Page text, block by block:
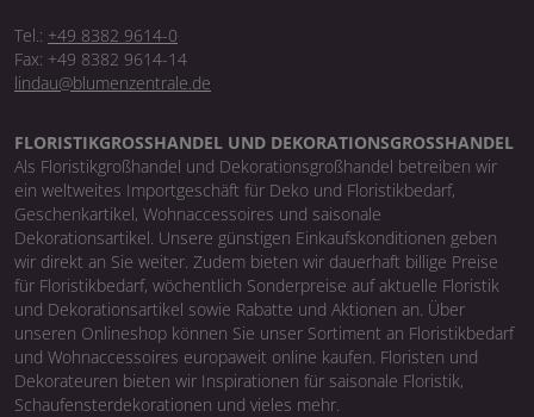
Tel.: +49 8382 9614-0
Fax: +49 8382 9614-14
lindau@blumenzentrale.de
FLORISTIKGROSSHANDEL UND DEKORATIONSGROSSHANDEL
Als Floristikgroßhandel und Dekorationsgroßhandel betreiben wir
ein weltweites Importgeschäft für Deko und Floristikbedarf,
Geschenkartikel, Wohnaccessoires und saisonale
Dekorationsartikel. Unsere günstigen Einkaufskonditionen geben
wir direkt an Sie weiter. Zudem bieten wir dauerhaft billige Preise
für Floristikbedarf, wöchentlich Sonderpreise auf aktuelle Floristik
und Dekorationsartikel sowie Rabatte und Aktionen an. Über
unseren Onlineshop können Sie unser Sortiment an Floristikbedarf
und Wohnaccessoires europaweit online kaufen. Floristen und
Dekorateuren bieten wir Inspirationen für saisonale Floristik,
Schaufensterdekorationen und vieles mehr.